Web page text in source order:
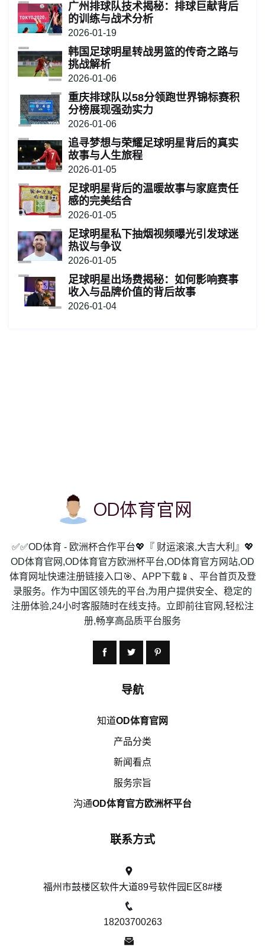
广州排球队技术揭秘：排球巨献背后
的训练与战术分析
2026-01-19
韩国足球明星转战男篮的传奇之路与
挑战解析
2026-01-06
重庆排球队以58分领跑世界锦标赛积
分榜展现强劲实力
2026-01-06
追寻梦想与荣耀足球明星背后的真实
故事与人生旅程
2026-01-05
足球明星背后的温暖故事与家庭责任
感的完美结合
2026-01-05
足球明星私下抽烟视频曝光引发球迷
热议与争议
2026-01-05
足球明星出场费揭秘：如何影响赛事
收入与品牌价值的背后故事
2026-01-04
✅✅OD体育 - 欧洲杯合作平台💖『 财运滚滚,大吉大利』💖
OD体育官网,OD体育官方欧洲杯平台,OD体育官方网站,OD
体育网址快速注册链接入口🎯、APP下载📱、平台首页及登
录服务。作为中国区领先的平台,为用户提供安全、稳定的
注册体验,24小时客服随时在线支持。立即前往官网,轻松注
册,畅享高品质平台服务
导航
知道OD体育官网
产品分类
新闻看点
服务宗旨
沟通OD体育官方欧洲杯平台
联系方式
福州市鼓楼区软件大道89号软件园E区8#楼
18203700263